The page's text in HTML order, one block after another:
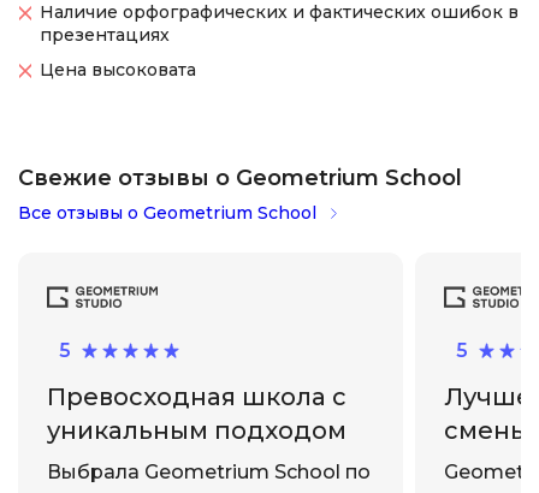
Наличие орфографических и фактических ошибок в
презентациях
Цена высоковата
Свежие отзывы о Geometrium School
Все отзывы о Geometrium School
Превосходная школа с
уникальным подходом
Выбрала Geometrium School по
5
смены
5